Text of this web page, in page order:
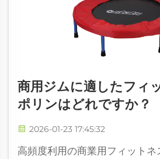
商用ジムに適したフィ
ポリンはどれですか？
2026-01-23 17:45:32
高頻度利用の商業用フィット